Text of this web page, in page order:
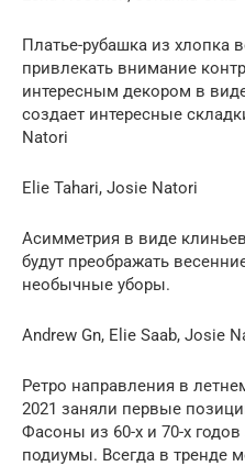
Платье-рубашка из хлопка
привлекать внимание
интересным декором в
создает интересные
Natori
Elie Tahari, Josie Natori
Асимметрия в виде
будут преображать
необычные уборы.
Andrew Gn, Elie Saab, Josie
Ретро направления в
2021 заняли первые
Фасоны из 60-х и 70-х
подиумы. Всегда в